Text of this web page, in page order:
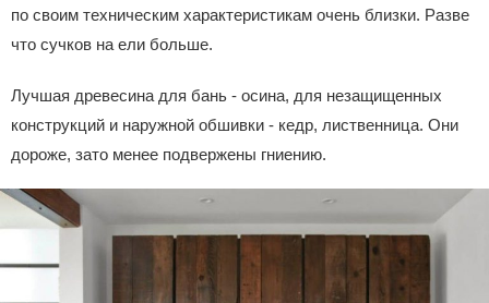
по своим техническим характеристикам очень близки. Разве
что сучков на ели больше.
Лучшая древесина для бань - осина, для незащищенных
конструкций и наружной обшивки - кедр, лиственница. Они
дороже, зато менее подвержены гниению.